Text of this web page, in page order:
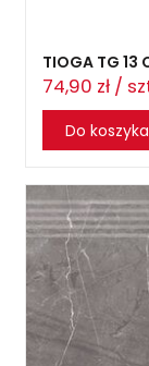
TIOGA TG 13
74,90 zł /
Do koszyka